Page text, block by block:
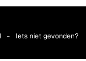
Iets niet gevonden?